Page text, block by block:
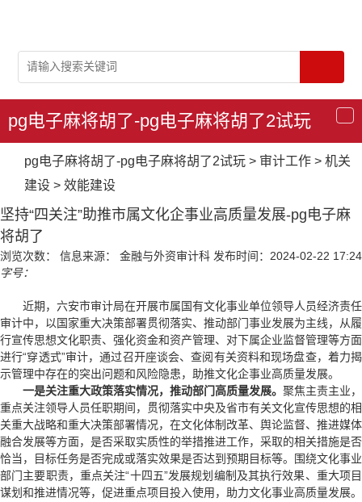
导
航
pg电子麻将胡了-pg电子麻将胡了2试玩
pg电子麻将胡了-pg电子麻将胡了2试玩 > 审计工作 > 机关
建设 > 效能建设
坚持“四关注”助推市属文化企事业高质量发展-pg电子麻
将胡了
浏览次数： 信息来源： 金融与外资审计科 发布时间：2024-02-22 17:24
字号：
近期，六安市审计局在开展市属国有文化事业单位领导人员经济责任
审计中，以国家重大决策部署贯彻落实、推动部门事业发展为主线，从履
行宣传思想文化职责、强化资金和资产管理、对下属企业监督管理等方面
进行“穿透式”审计，通过召开座谈会、查阅有关资料和现场盘查，着力揭
示管理中存在的突出问题和风险隐患，助推文化企事业高质量发展。
一是关注重大政策落实情况，推动部门高质量发展。 聚焦主责主业，
重点关注领导人员任职期间，贯彻落实中央及省市有关文化宣传思想的相
关重大战略和重大决策部署情况，在文化体制改革、舆论监督、推进媒体
融合发展等方面，是否采取实质性的举措推进工作，采取的相关措施是否
恰当，目标任务是否完成或落实效果是否达到预期目标等。围绕文化事业
部门主要职责，重点关注“十四五”发展规划编制及其执行效果、重大项目
谋划和推进情况等，促进重点项目投入使用，助力文化事业高质量发展。